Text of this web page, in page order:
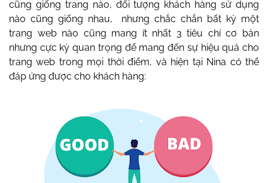
cũng giống trang nào, đối tượng khách hàng sử dụng
nào cũng giống nhau, nhưng chắc chắn bất kỳ một
trang web nào cũng mang ít nhất 3 tiêu chí cơ bản
nhưng cực kỳ quan trọng để mang đến sự hiệu quả cho
trang web trong mọi thời điểm, và hiện tại Nina có thể
đáp ứng được cho khách hàng: